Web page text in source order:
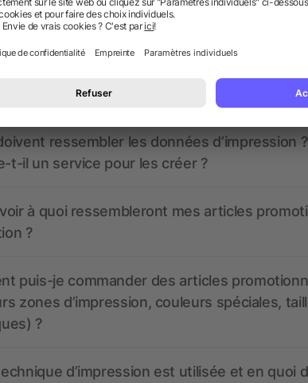
des questions ? Nous avons
ressembler les données d’impression
t-il un service pour les créer ?
à quoi ressembleront mes articles
?
puis-je commander des articles
zones d’impression, couleurs spéciales,
?
d’impression est utilisée et en quoi